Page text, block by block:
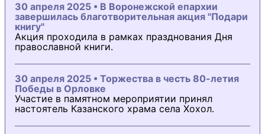
30 апреля 2025 • В Воронежской епархии
завершилась благотворительная акция "Подари
книгу"
Акция проходила в рамках празднования Дня
православной книги.
30 апреля 2025 • Торжества в честь 80-летия
Победы в Орловке
Участие в памятном мероприятии принял
настоятель Казанского храма села Хохол.